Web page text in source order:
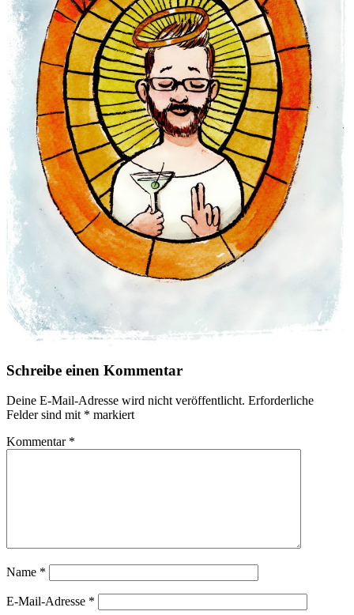
Schreibe einen Kommentar
Deine E-Mail-Adresse wird nicht veröffentlicht. Erforderliche
Felder sind mit * markiert
Kommentar *
Name *
E-Mail-Adresse *